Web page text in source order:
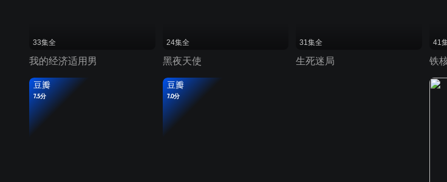
33集全
我的经济适用男
24集全
黑夜天使
31集全
生死迷局
41
铁
豆瓣
7.5分
豆瓣
7.0分